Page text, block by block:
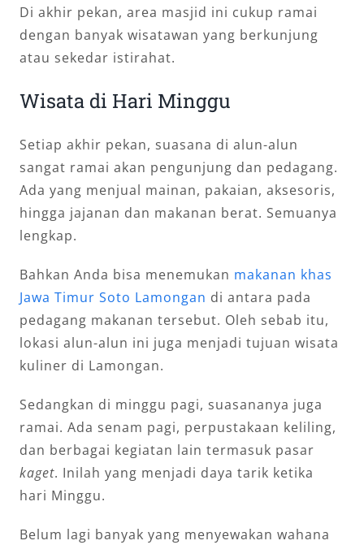
Di akhir pekan, area masjid ini cukup ramai
dengan banyak wisatawan yang berkunjung
atau sekedar istirahat.
Wisata di Hari Minggu
Setiap akhir pekan, suasana di alun-alun
sangat ramai akan pengunjung dan pedagang.
Ada yang menjual mainan, pakaian, aksesoris,
hingga jajanan dan makanan berat. Semuanya
lengkap.
Bahkan Anda bisa menemukan makanan khas
Jawa Timur Soto Lamongan di antara pada
pedagang makanan tersebut. Oleh sebab itu,
lokasi alun-alun ini juga menjadi tujuan wisata
kuliner di Lamongan.
Sedangkan di minggu pagi, suasananya juga
ramai. Ada senam pagi, perpustakaan keliling,
dan berbagai kegiatan lain termasuk pasar
kaget. Inilah yang menjadi daya tarik ketika
hari Minggu.
Belum lagi banyak yang menyewakan wahana